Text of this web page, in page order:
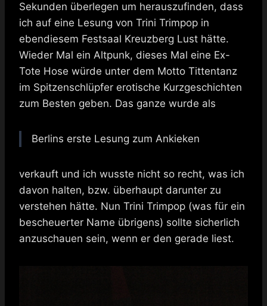
Sekunden überlegen um herauszufinden, dass
ich auf eine Lesung von Trini Trimpop in
ebendiesem Festsaal Kreuzberg Lust hätte.
Wieder Mal ein Altpunk, dieses Mal eine Ex-
Tote Hose würde unter dem Motto Tittentanz
im Spitzenschlüpfer erotische Kurzgeschichten
zum Besten geben. Das ganze wurde als
Berlins erste Lesung zum Ankieken
verkauft und ich wusste nicht so recht, was ich
davon halten, bzw. überhaupt darunter zu
verstehen hätte. Nun Trini Trimpop (was für ein
bescheuerter Name übrigens) sollte sicherlich
anzuschauen sein, wenn er den gerade liest.